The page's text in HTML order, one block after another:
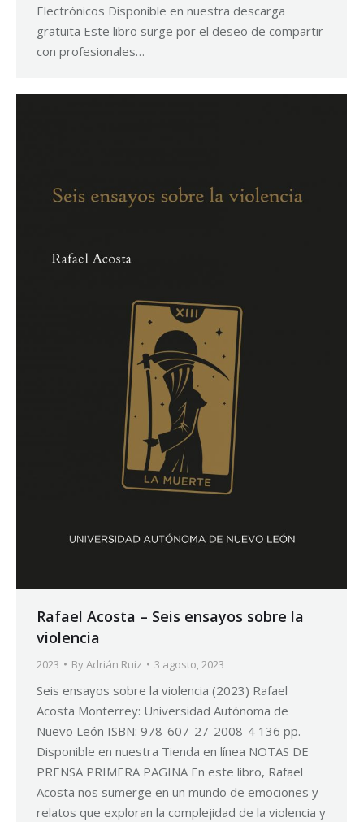
Electrónicos Disponible en nuestra descarga
gratuita Este libro surge por el deseo de compartir
con profesionales…
Rafael Acosta – Seis ensayos sobre la
violencia
2023 ByAdrián Ruiz 3 agosto, 2023
Seis ensayos sobre la violencia (2023) Rafael
Acosta Monterrey: Universidad Autónoma de
Nuevo León ISBN: 978-607-27-2008-4 136 pp.
Disponible en nuestra Tienda en línea NOTAS DE
PRENSA PRIMERA PAGINA En este libro, Rafael
Acosta nos sumerge en un mundo de emociones y
relatos que exploran la complejidad de la violencia y